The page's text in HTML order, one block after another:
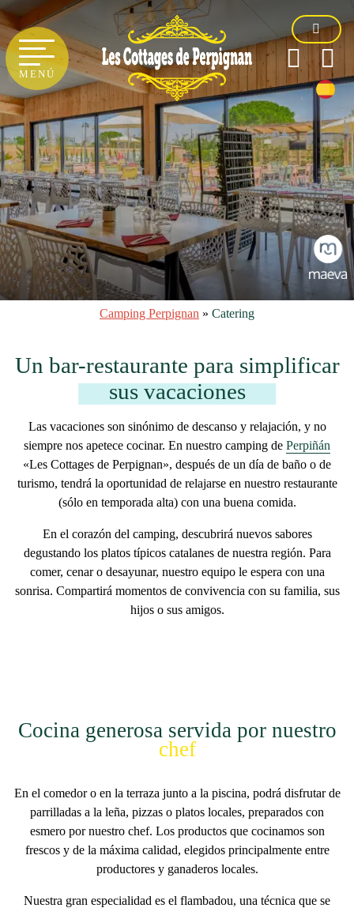
MENÚ
Camping Perpignan » Catering
Un bar-restaurante para simplificar
sus vacaciones
Las vacaciones son sinónimo de descanso y relajación, y no
siempre nos apetece cocinar. En nuestro camping de Perpiñán
«Les Cottages de Perpignan», después de un día de baño o de
turismo, tendrá la oportunidad de relajarse en nuestro restaurante
(sólo en temporada alta) con una buena comida.
En el corazón del camping, descubrirá nuevos sabores
degustando los platos típicos catalanes de nuestra región. Para
comer, cenar o desayunar, nuestro equipo le espera con una
sonrisa. Compartirá momentos de convivencia con su familia, sus
hijos o sus amigos.
Cocina generosa servida por nuestro
chef
En el comedor o en la terraza junto a la piscina, podrá disfrutar de
parrilladas a la leña, pizzas o platos locales, preparados con
esmero por nuestro chef. Los productos que cocinamos son
frescos y de la máxima calidad, elegidos principalmente entre
productores y ganaderos locales.
Nuestra gran especialidad es el flambadou, una técnica que se